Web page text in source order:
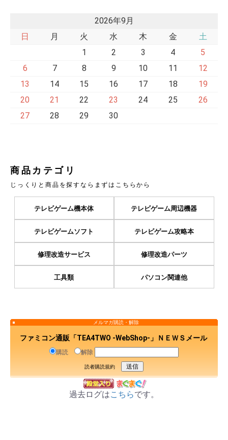
2026年9月
日
月 火 水 木 金
土
1
2 3 4
5
6
7 8 9 10 11
12
13
14 15 16 17 18
19
20
21 22 23 24 25
26
27
28 29 30
商品カテゴリ
じっくりと商品を探すならまずはこちらから
テレビゲーム機本体 テレビゲーム周辺機器
テレビゲームソフト テレビゲーム攻略本
修理改造サービス 修理改造パーツ
工具類 パソコン関連他
メルマガ購読・解除
ファミコン通販「TEA4TWO -WebShop-」ＮＥＷＳメール
購読 解除
読者購読規約
過去ログはこちらです。